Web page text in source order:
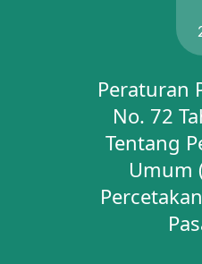
Peraturan
No. 72
Tentang
Umum